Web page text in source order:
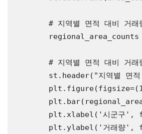
# 지역별 면적 대비 거래
# 지역별 면적 대비 거래
        st.header(
"지역별 면
        plt.xlabel(
'시군구' ,
        plt.ylabel(
'거래량' ,